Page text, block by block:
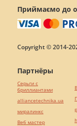
Приймаємо до
Copyright © 2014-
Партнёры
Серьги с
бриллиантами
alliancetechnika.ua
миралинкс
Веб мастер